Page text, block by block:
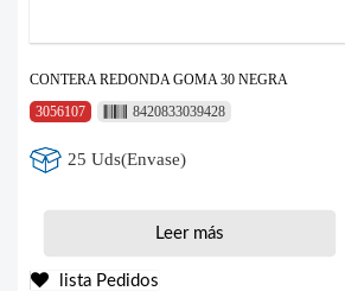
CONTERA REDONDA GOMA 30 NEGRA
3056107
8420833039428
25 Uds(Envase)
Leer más
lista Pedidos